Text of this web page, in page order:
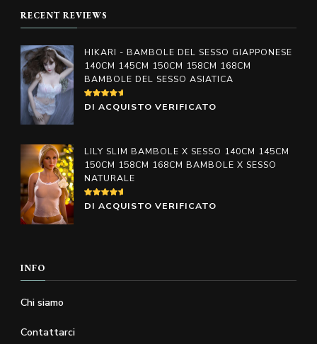
varianti.
Le
opzioni
possono
essere
scelte
pagina
del
prodotto
opzioni
possono
pagina
RECENT REVIEWS
HIKARI - BAMBOLE DEL SESSO GIAPPONESE
140CM 145CM 150CM 158CM 168CM
BAMBOLE DEL SESSO ASIATICA
VALUTATO
4SU
DI ACQUISTO VERIFICATO
LILY SLIM BAMBOLE X SESSO 140CM 145CM
150CM 158CM 168CM BAMBOLE X SESSO
NATURALE
VALUTATO
5SU 5
DI ACQUISTO VERIFICATO
INFO
Chi siamo
Contattarci